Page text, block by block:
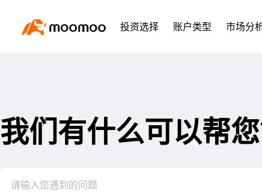
投资选择 账户类型 市场分
我们有什么可以帮您